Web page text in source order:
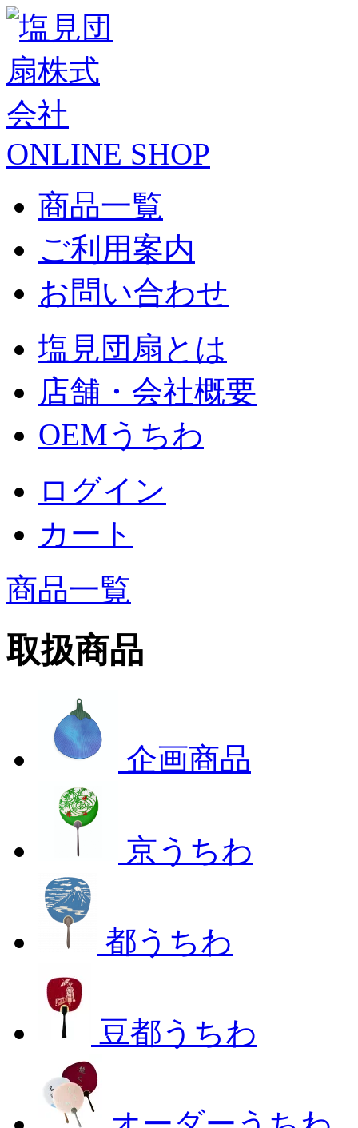
ONLINE SHOP
商品一覧
ご利用案内
お問い合わせ
塩見団扇とは
店舗・会社概要
OEMうちわ
ログイン
カート
商品一覧
取扱商品
企画商品
京うちわ
都うちわ
豆都うちわ